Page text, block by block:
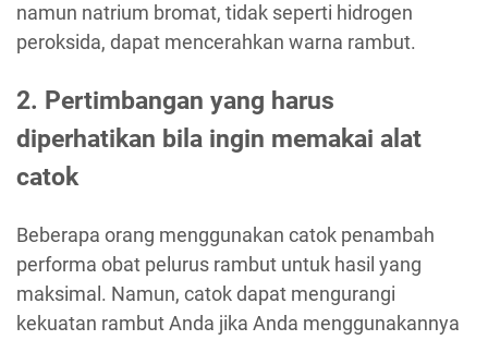
namun natrium bromat, tidak seperti hidrogen
peroksida, dapat mencerahkan warna rambut.
2. Pertimbangan yang harus
diperhatikan bila ingin memakai alat
catok
Beberapa orang menggunakan catok penambah
performa obat pelurus rambut untuk hasil yang
maksimal. Namun, catok dapat mengurangi
kekuatan rambut Anda jika Anda menggunakannya